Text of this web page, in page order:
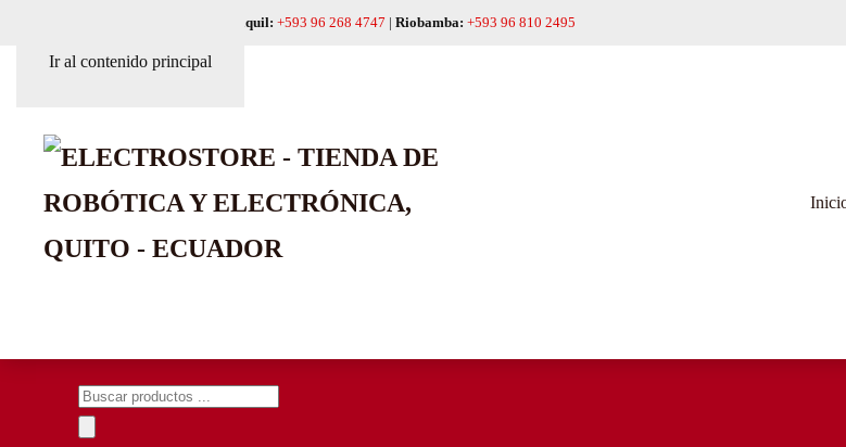
Ir al contenido principal
Guayaquil: +593 96 268 4747 | Riobamba: +593 96 810 2495
Búsqueda